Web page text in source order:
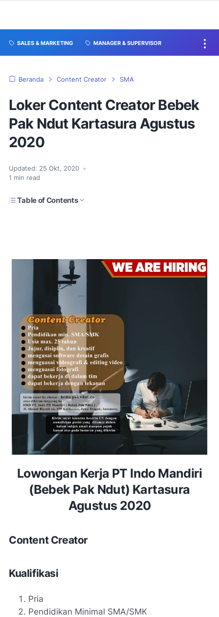
SALES & MARKETING MANAGER & SUPERVISOR
Beranda Content Creator SMA
Loker Content Creator Bebek
Pak Ndut Kartasura Agustus
2020
Updated: 25 Okt, 2020 •
1 min read
Table of Contents
Lowongan Kerja PT Indo Mandiri
(Bebek Pak Ndut) Kartasura
Agustus 2020
Content Creator
Kualifikasi
Pria
Pendidikan Minimal SMA/SMK